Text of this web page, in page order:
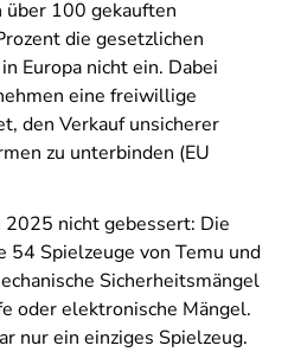
über 100 gekauften
die gesetzlichen
Europa nicht ein. Dabei
eine freiwillige
den Verkauf unsicherer
zu unterbinden (EU
2025 nicht gebessert: Die
54 Spielzeuge von Temu und
Sicherheitsmängel
oder elektronische Mängel.
nur ein einziges Spielzeug.